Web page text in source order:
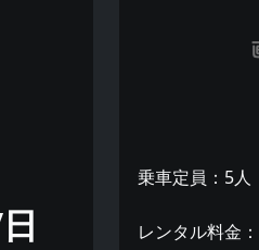
乗車定員：5人
レンタル料金：